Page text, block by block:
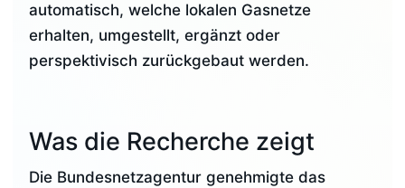
automatisch, welche lokalen Gasnetze
erhalten, umgestellt, ergänzt oder
perspektivisch zurückgebaut werden.
Was die Recherche zeigt
Die Bundesnetzagentur genehmigte das